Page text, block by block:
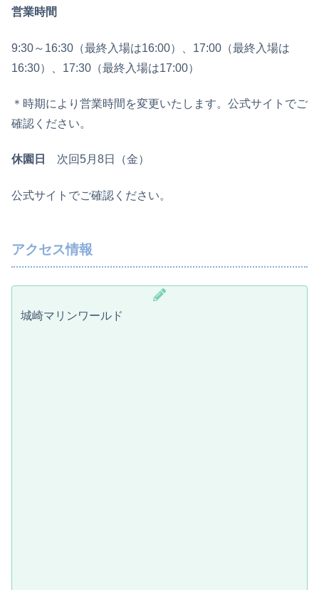
営業時間
9:30～16:30（最終入場は16:00）、17:00（最終入場は
16:30）、17:30（最終入場は17:00）
＊時期により営業時間を変更いたします。公式サイトでご
確認ください。
休園日 次回5月8日（金）
公式サイトでご確認ください。
アクセス情報
城崎マリンワールド